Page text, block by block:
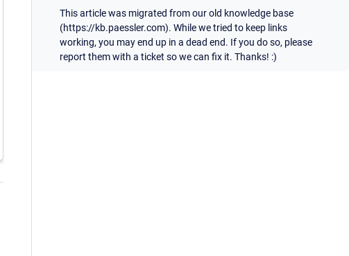
This article was migrated from our old knowledge base
(https://kb.paessler.com). While we tried to keep links
working, you may end up in a dead end. If you do so, please
report them with a ticket so we can fix it. Thanks! :)